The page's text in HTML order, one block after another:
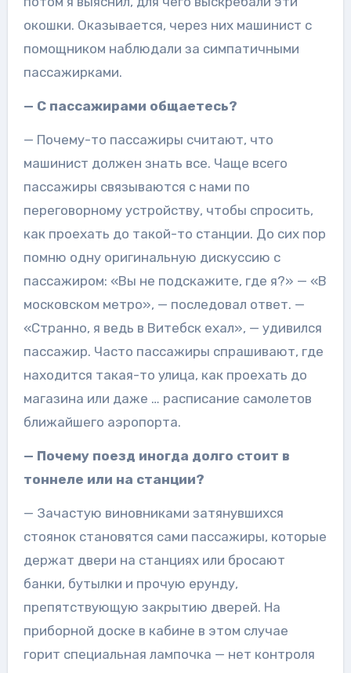
окошки. Оказывается, через них машинист с
помощником наблюдали за симпатичными
пассажирками.
— С пассажирами общаетесь?
— Почему-то пассажиры считают, что
машинист должен знать все. Чаще всего
пассажиры связываются с нами по
переговорному устройству, чтобы спросить,
как проехать до такой-то станции. До сих пор
помню одну оригинальную дискуссию с
пассажиром: «Вы не подскажите, где я?» — «В
московском метро», — последовал ответ. —
«Странно, я ведь в Витебск ехал», — удивился
пассажир. Часто пассажиры спрашивают, где
находится такая-то улица, как проехать до
магазина или даже … расписание самолетов
ближайшего аэропорта.
— Почему поезд иногда долго стоит в
тоннеле или на станции?
— Зачастую виновниками затянувшихся
стоянок становятся сами пассажиры, которые
держат двери на станциях или бросают
банки, бутылки и прочую ерунду,
препятствующую закрытию дверей. На
приборной доске в кабине в этом случае
горит специальная лампочка — нет контроля